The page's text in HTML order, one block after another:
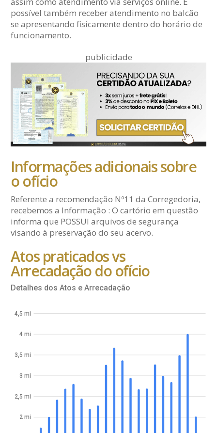
possível também receber atendimento no balcão
se apresentando fisicamente dentro do horário de
funcionamento.
publicidade
Informações adicionais sobre
o ofício
Referente a recomendação Nº11 da Corregedoria,
recebemos a Informação : O cartório em questão
informa que POSSUI arquivos de segurança
visando à preservação do seu acervo.
Atos praticados vs
Arrecadação do ofício
Detalhes dos Atos e Arrecadação
2 mi
2,5 mi
3 mi
3,5 mi
4 mi
4,5 mi